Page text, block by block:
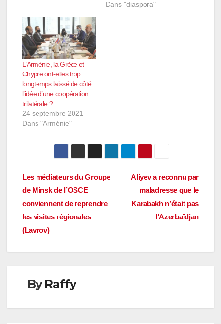
Dans "diaspora"
L’Arménie, la Grèce et
Chypre ont-elles trop
longtemps laissé de côté
l’idée d’une coopération
trilatérale ?
24 septembre 2021
Dans "Arménie"
Navigation
de
l’article
Aliyev a reconnu par
maladresse que le
Karabakh n’était pas
l’Azerbaïdjan
Les médiateurs du Groupe
de Minsk de l’OSCE
conviennent de reprendre
les visites régionales
(Lavrov)
ByRaffy